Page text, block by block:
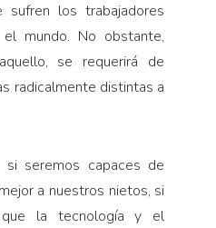
sufren los trabajadores
mundo. No obstante,
se requerirá de
radicalmente distintas a
seremos capaces de
a nuestros nietos, si
que la tecnología y el